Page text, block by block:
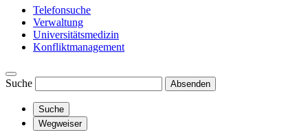
Telefonsuche
Verwaltung
Universitätsmedizin
Konfliktmanagement
Suche Absenden
Suche
Wegweiser